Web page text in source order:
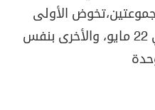
الأولى
مباراة ضد الفريق الأول لنادي 22 مايو، والأخرى بنفس